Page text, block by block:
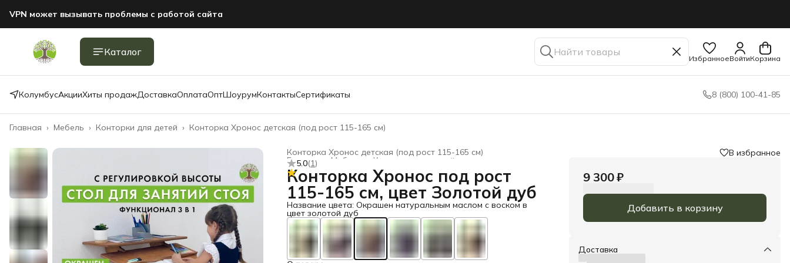
VPN может вызывать проблемы с работой сайта
Каталог
ИзбранноеВойтиКорзина
КолумбусАкцииХиты продажДоставкаОплатаОптШоурумКонтактыСертификаты 8 (800) 100-41-85
Конторка Хронос детская (под рост 115-165 см)
Конторки для детей ›
Мебель ›
Главная ›
Конторка Хронос детская (под рост 115-165 см)
Конторки для детей
Мебель
Главная
5.0(1)
Конторка Хронос под рост
115-165 см, цвет Золотой дуб
Название цвета: Окрашен натуральным маслом с воском в
цвет золотой дуб
В избранное
9 300 ₽
Добавить в корзину
Доставка